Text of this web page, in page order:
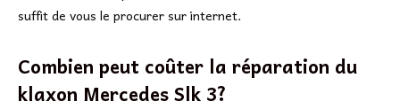
suffit de vous le procurer sur internet.
Combien peut coûter la réparation du
klaxon Mercedes Slk 3?